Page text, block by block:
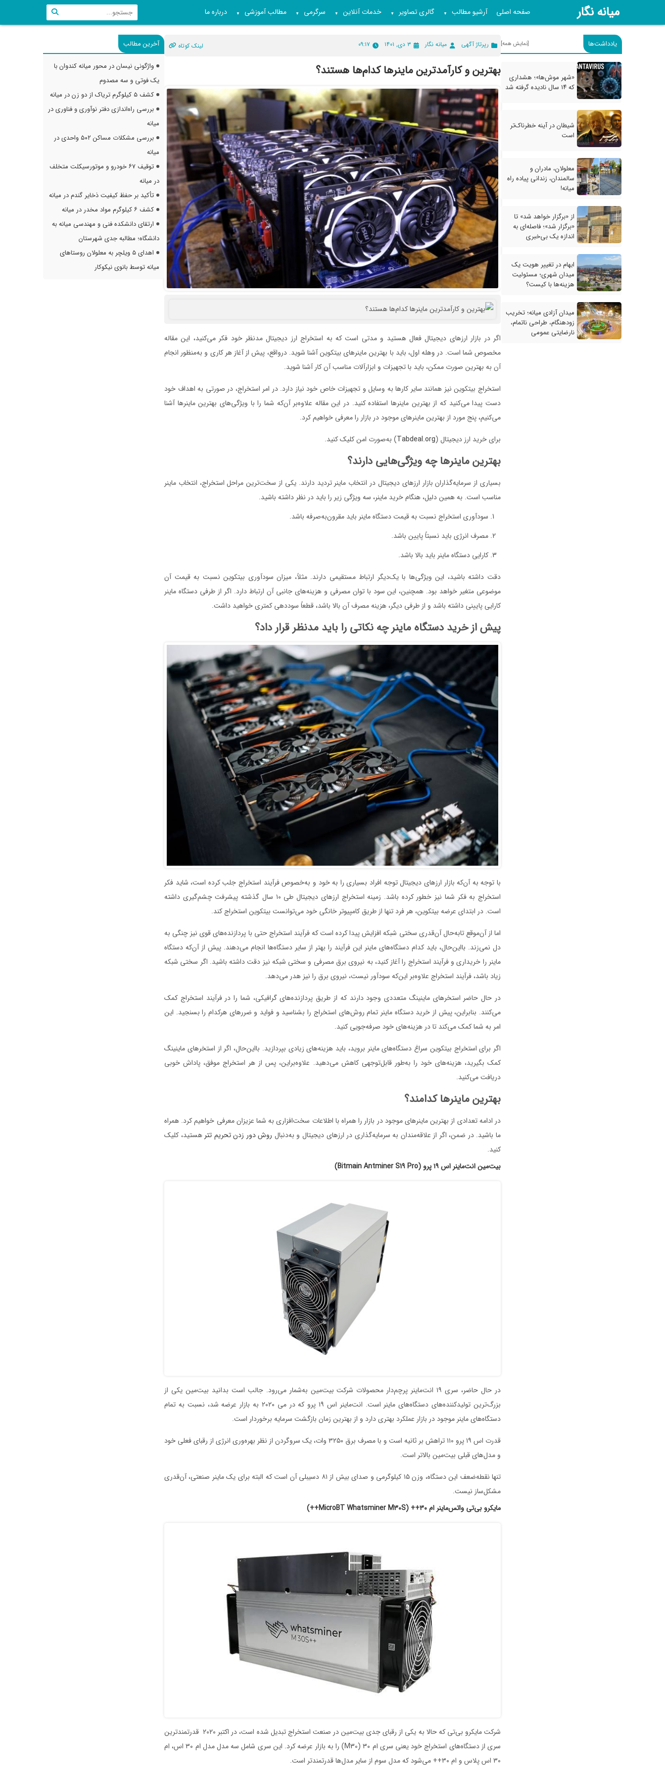
میانه نگار صفحه اصلی آرشیو مطالب ▼ گالری تصاویر ▼ خدمات آنلاین ▼ سرگرمی ▼ مطالب آموزشی ▼ درباره ما
یادداشت‌ها [نمایش همه]
«شهر موش‌ها»؛ هشداری
که ۱۴ سال نادیده گرفته شد
شیطان در آینه خطرناک‌تر
است
معلولان، مادران و
سالمندان، زندانی پیاده راه
میانه!
از «برگزار خواهد شد» تا
«برگزار شد»؛ فاصله‌ای به
اندازه یک بی‌خبری
ابهام در تغییر هویت یک
میدان شهری؛ مسئولیت
هزینه‌ها با کیست؟
میدان آزادی میانه؛ تخریب
زودهنگام، طراحی ناتمام،
نارضایتی عمومی
رپرتاژ آگهی میانه نگار ۳ دی, ۱۴۰۱ ۰۹:۱۷ لینک کوتاه
بهترین و کارآمدترین ماینرها کدام‌ها هستند؟
اگر در بازار ارزهای دیجیتال فعال هستید و مدتی است که به استخراج ارز دیجیتال مدنظر خود فکر می‌کنید، این مقاله
مخصوص شما است. در وهله اول، باید با بهترین ماینرهای بیتکوین آشنا شوید. درواقع، پیش از آغاز هر کاری و به‌منظور انجام
آن به بهترین صورت ممکن، باید با تجهیزات و ابزارآلات مناسب آن کار آشنا شوید.
استخراج بیتکوین نیز همانند سایر کارها به وسایل و تجهیزات خاص خود نیاز دارد. در امر استخراج، در صورتی به اهداف خود
دست پیدا می‌کنید که از بهترین ماینرها استفاده کنید. در این مقاله علاوه‌بر آن‌که شما را با ویژگی‌های بهترین ماینرها آشنا
می‌کنیم، پنج مورد از بهترین ماینرهای موجود در بازار را معرفی خواهیم کرد.
برای خرید ارز دیجیتال (Tabdeal.org) به‌صورت امن کلیک کنید.
بهترین ماینر‌ها چه ویژگی‌هایی دارند؟
بسیاری از سرمایه‌گذاران بازار ارزهای دیجیتال در انتخاب ماینر تردید دارند. یکی از سخت‌ترین مراحل استخراج، انتخاب ماینر
مناسب است. به همین دلیل، هنگام خرید ماینر، سه ویژگی زیر را باید در نظر داشته باشید.
سودآوری استخراج نسبت به قیمت دستگاه ماینر باید مقرون‌به‌صرفه باشد.
مصرف انرژی باید نسبتاً پایین باشد.
کارایی دستگاه ماینر باید بالا باشد.
دقت داشته باشید، این ویژگی‌ها با یک‌دیگر ارتباط مستقیمی دارند. مثلاً، میزان سودآوری بیتکوین نسبت به قیمت آن
موضوعی متغیر خواهد بود. همچنین، این سود با توان مصرفی و هزینه‌های جانبی آن ارتباط دارد. اگر از طرفی دستگاه ماینر
کارایی پایینی داشته باشد و از طرفی دیگر، هزینه‌ مصرف آن بالا باشد، قطعاً سوددهی کمتری خواهید داشت.
پیش از خرید دستگاه ماینر چه نکاتی را باید مدنظر قرار داد؟
با توجه به آن‌که بازار ارزهای دیجیتال توجه افراد بسیاری را به خود و به‌خصوص فرآیند استخراج جلب کرده است، شاید فکر
استخراج به فکر شما نیز خطور کرده باشد. زمینه استخراج ارزهای دیجیتال طی ۱۰ سال گذشته پیشرفت چشم‌گیری داشته
است. در ابتدای عرضه بیتکوین، هر فرد تنها از طریق کامپیوتر خانگی خود می‌توانست بیتکوین استخراج کند.
اما از آن‌موقع تابه‌حال آن‌قدری سختی شبکه افزایش پیدا کرده است که فرآیند استخراج حتی با پردازنده‌های قوی نیز چنگی به
دل نمی‌زند. بااین‌حال، باید کدام دستگاه‌های ماینر این فرآیند را بهتر از سایر دستگاه‌ها انجام می‌دهند. پیش از آن‌که دستگاه
ماینر را خریداری و فرآیند استخراج را آغاز کنید، به نیروی برق مصرفی و سختی شبکه نیز دقت داشته باشید. اگر سختی شبکه
زیاد باشد، فرآیند استخراج علاوه‌بر این‌که سودآور نیست، نیروی برق را نیز هدر می‌دهد.
در حال حاضر استخرهای ماینینگ متعددی وجود دارند که از طریق پردازنده‌های گرافیکی، شما را در فرآیند استخراج کمک
می‌کنند. بنابراین، پیش از خرید دستگاه ماینر تمام روش‌های استخراج را بشناسید و فواید و ضررهای هرکدام را بسنجید. این
امر به شما کمک می‌کند تا در هزینه‌های خود صرفه‌جویی کنید.
اگر برای استخراج بیتکوین سراغ دستگاه‌های ماینر بروید، باید هزینه‌های زیادی بپردازید. بااین‌حال، اگر از استخرهای ماینینگ
کمک بگیرید، هزینه‌های خود را به‌طور قابل‌توجهی کاهش می‌دهید. علاوه‌براین، پس از هر استخراج موفق، پاداش خوبی
دریافت می‌کنید.
بهترین ماینرها کدامند؟
در ادامه تعدادی از بهترین ماینرهای موجود در بازار را همراه با اطلاعات سخت‌افزاری به شما عزیزان معرفی خواهیم کرد. همراه
ما باشید. در ضمن، اگر از علاقه‌مندان به سرمایه‌گذاری در ارزهای دیجیتال و به‌دنبال روش دور زدن تحریم تترهستید، کلیک
کنید.
بیت‌مین انت‌ماینر اس ۱۹ پرو (Bitmain Antminer S19 Pro)
در حال حاضر، سری ۱۹ انت‌ماینر پرچم‌دار محصولات شرکت بیت‌مین به‌شمار می‌رود. جالب است بدانید بیت‌مین یکی از
بزرگ‌ترین تولیدکننده‌های دستگاه‌های ماینر است. انت‌ماینر اس ۱۹ پرو که در می ۲۰۲۰ به بازار عرضه شد، نسبت به تمام
دستگاه‌های ماینر موجود در بازار عملکرد بهتری دارد و از بهترین زمان بازگشت سرمایه برخوردار است.
قدرت اس ۱۹ پرو ۱۱۰ تراهش بر ثانیه است و با مصرف برق ۳۲۵۰ وات، یک سروگردن از نظر بهره‌وری انرژی از رقبای فعلی خود
و مدل‌های قبلی بیت‌مین بالاتر است.
تنها نقطه‌ضعف این دستگاه، وزن ۱۵ کیلوگرمی و صدای بیش از ۸۱ دسیبلی آن است که البته برای یک ماینر صنعتی، آن‌قدری
مشکل‌ساز نیست.
مایکرو ‌بی‌تی واتس‌ماینر ام ۳۰++ (MicroBT Whatsminer M30S++)
شرکت مایکرو ‌بی‌تی که حالا به یکی از رقبای جدی بیت‌مین در صنعت استخراج تبدیل شده است، در اکتبر ۲۰۲۰ قدرتمندترین
سری از دستگاه‌های استخراج خود یعنی سری ام ۳۰ (M30) را به بازار عرضه کرد. این سری شامل سه مدل مدل ام ۳۰ اس، ام
۳۰ اس پلاس و ام ۳۰++‌ می‌شود که مدل سوم از سایر مدل‌ها قدرتمندتر است.
آخرین مطالب
واژگونی نیسان در محور میانه کندوان با
یک فوتی و سه مصدوم
کشف ۵ کیلوگرم تریاک از دو زن در میانه
بررسی راه‌اندازی دفتر نوآوری و فناوری در
میانه
بررسی مشکلات مساکن ۵۰۲ واحدی در
میانه
توقیف ۶۷ خودرو و موتورسیکلت متخلف
در میانه
تأکید بر حفظ کیفیت ذخایر گندم در میانه
کشف ۶ کیلوگرم مواد مخدر در میانه
ارتقای دانشکده فنی و مهندسی میانه به
دانشگاه؛ مطالبه جدی شهرستان
اهدای ۵ ویلچر به معلولان روستاهای
میانه توسط بانوی نیکوکار